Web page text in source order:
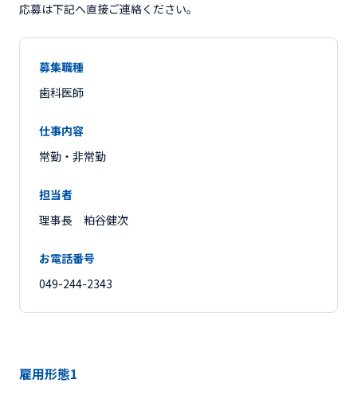
応募は下記へ直接ご連絡ください。
募集職種
歯科医師
仕事内容
常勤・非常勤
担当者
理事長 粕谷健次
お電話番号
049-244-2343
雇用形態1